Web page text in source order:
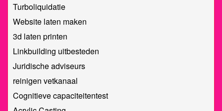
Turboliquidatie
Website laten maken
3d laten printen
Linkbuilding uitbesteden
Juridische adviseurs
reinigen vetkanaal
Cognitieve capaciteitentest